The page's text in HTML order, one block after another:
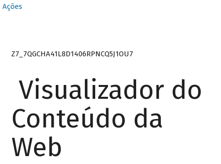
Ações
Z7_7QGCHA41L8D1406RPNCQ5J1OU7
Visualizador do
Conteúdo da
Web